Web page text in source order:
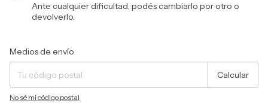
Ante cualquier dificultad, podés cambiarlo por otro o
devolverlo.
Entregas para el CP:
Medios de envío
Calcular
No sé mi código postal